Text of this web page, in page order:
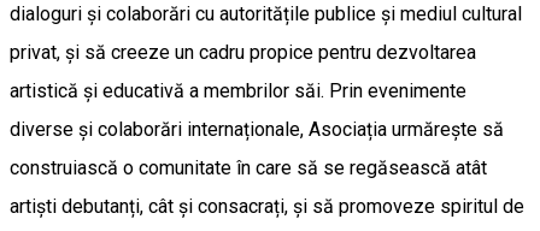
dialoguri și colaborări cu autoritățile publice și mediul cultural
privat, și să creeze un cadru propice pentru dezvoltarea
artistică și educativă a membrilor săi. Prin evenimente
diverse și colaborări internaționale, Asociația urmărește să
construiască o comunitate în care să se regăsească atât
artiști debutanți, cât și consacrați, și să promoveze spiritul de